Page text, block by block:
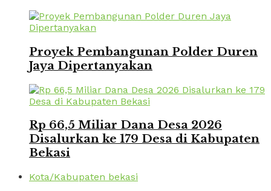
Proyek Pembangunan Polder Duren
Jaya Dipertanyakan
Rp 66,5 Miliar Dana Desa 2026
Disalurkan ke 179 Desa di Kabupaten
Bekasi
Kota/Kabupaten bekasi